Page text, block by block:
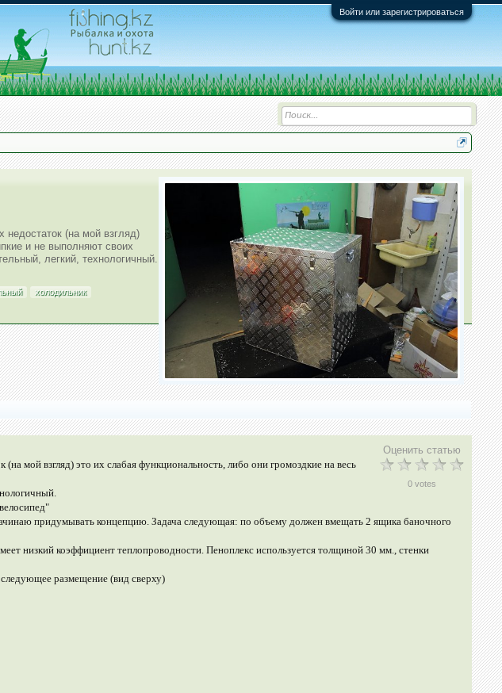
Войти или зарегистрироваться
(на мой взгляд)
и не выполняют своих
легкий, технологичный.
холодильник
Оценить статью
0 votes
мой взгляд) это их слабая функциональность, либо они громоздкие на весь
придумывать концепцию. Задача следующая: по объему должен вмещать 2 ящика баночного
низкий коэффициент теплопроводности. Пеноплекс используется толщиной 30 мм., стенки
размещение (вид сверху)